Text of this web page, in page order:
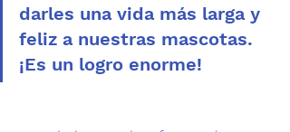
darles una vida más larga y
feliz a nuestras mascotas.
¡Es un logro enorme!